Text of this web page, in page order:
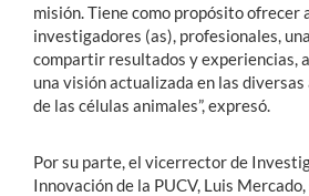
misión. Tiene como propósito ofrecer
investigadores (as), profesionales,
compartir resultados y experiencias,
una visión actualizada en las
de las células animales”, expresó.
Por su parte, el vicerrector de
Innovación de la PUCV, Luis